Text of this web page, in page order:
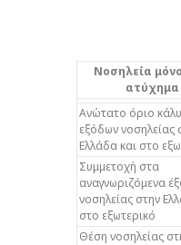
Νοσηλεία
ατύχημα
Ανώτατο όριο
εξόδων νοσηλείας
Ελλάδα και στο
Συμμετοχή στα
αναγνωριζόμενα
νοσηλείας στην
στο εξωτερικό
Θέση νοσηλείας